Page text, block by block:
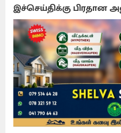
இச்செய்திக்கு